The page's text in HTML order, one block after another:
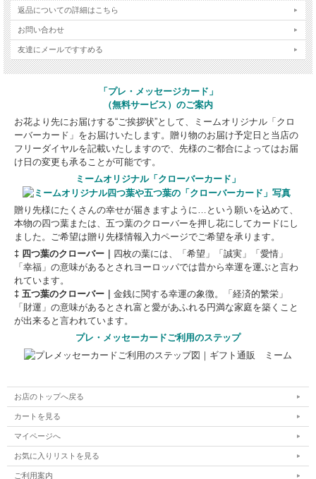
返品についての詳細はこちら
お問い合わせ
友達にメールですすめる
「プレ・メッセージカード」
（無料サービス）のご案内
お花より先にお届けする“ご挨拶状”として、ミームオリジナル「クロ
ーバーカード」をお届けいたします。贈り物のお届け予定日と当店の
フリーダイヤルを記載いたしますので、先様のご都合によってはお届
け日の変更も承ることが可能です。
ミームオリジナル「クローバーカード」
贈り先様にたくさんの幸せが届きますように…という願いを込めて、
本物の四つ葉または、五つ葉のクローバーを押し花にしてカードにし
ました。ご希望は贈り先様情報入力ページでご希望を承ります。
‡ 四つ葉のクローバー｜ 四枚の葉には、「希望」「誠実」「愛情」
「幸福」の意味があるとされヨーロッパでは昔から幸運を運ぶと言わ
れています。
‡ 五つ葉のクローバー｜ 金銭に関する幸運の象徴。「経済的繁栄」
「財運」の意味があるとされ富と愛があふれる円満な家庭を築くこと
が出来ると言われています。
プレ・メッセーカードご利用のステップ
お店のトップへ戻る
カートを見る
マイページへ
お気に入りリストを見る
ご利用案内